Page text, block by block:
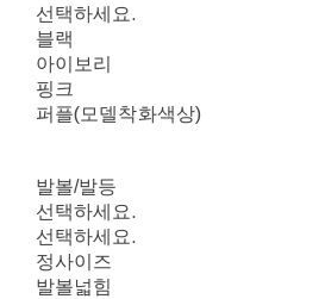
선택하세요.
블랙
아이보리
핑크
퍼플(모델착화색상)
발볼/발등
선택하세요.
선택하세요.
정사이즈
발볼넓힘